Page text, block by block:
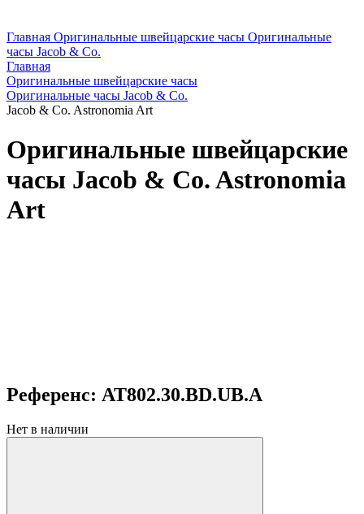
Главная Оригинальные швейцарские часы Оригинальные
часы Jacob & Co.
Главная
Оригинальные швейцарские часы
Оригинальные часы Jacob & Co.
Jacob & Co. Astronomia Art
Оригинальные швейцарские
часы Jacob & Co. Astronomia
Art
Референс: AT802.30.BD.UB.A
Нет в наличии